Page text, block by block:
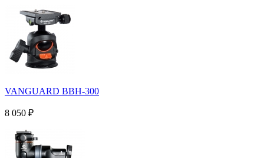
VANGUARD BBH-300
8 050 ₽